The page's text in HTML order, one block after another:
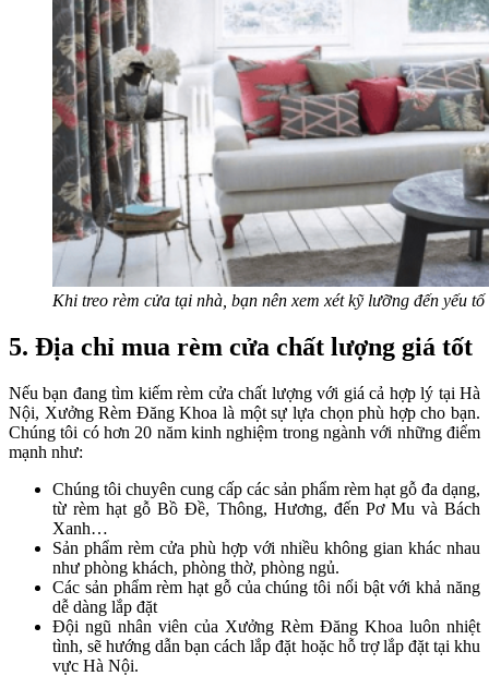
Khi treo rèm cửa tại nhà, bạn nên xem xét kỹ lưỡng đến yếu
5. Địa chỉ mua rèm cửa chất lượng giá tốt
Nếu bạn đang tìm kiếm rèm cửa chất lượng với giá cả hợp lý tại Hà
Nội, Xưởng Rèm Đăng Khoa là một sự lựa chọn phù hợp cho bạn.
Chúng tôi có hơn 20 năm kinh nghiệm trong ngành với những điểm
mạnh như:
Chúng tôi chuyên cung cấp các sản phẩm rèm hạt gỗ đa dạng,
từ rèm hạt gỗ Bồ Đề, Thông, Hương, đến Pơ Mu và Bách
Xanh…
Sản phẩm rèm cửa phù hợp với nhiều không gian khác nhau
như phòng khách, phòng thờ, phòng ngủ.
Các sản phẩm rèm hạt gỗ của chúng tôi nổi bật với khả năng
dễ dàng lắp đặt
Đội ngũ nhân viên của Xưởng Rèm Đăng Khoa luôn nhiệt
tình, sẽ hướng dẫn bạn cách lắp đặt hoặc hỗ trợ lắp đặt tại khu
vực Hà Nội.